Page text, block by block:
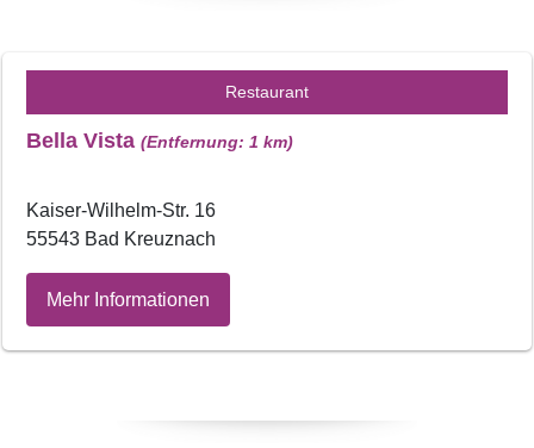
Restaurant
Bella Vista (Entfernung: 1 km)
Kaiser-Wilhelm-Str. 16
55543 Bad Kreuznach
Mehr Informationen